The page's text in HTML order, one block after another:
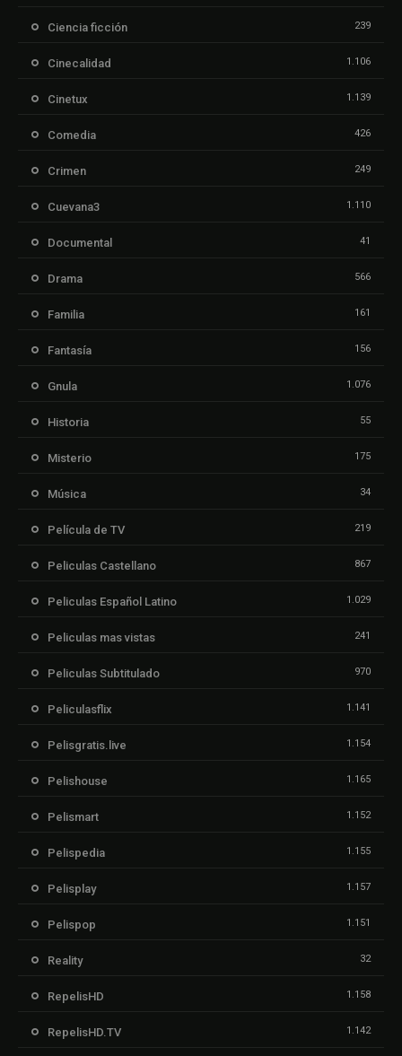
Ciencia ficción 239
Cinecalidad 1.106
Cinetux 1.139
Comedia 426
Crimen 249
Cuevana3 1.110
Documental 41
Drama 566
Familia 161
Fantasía 156
Gnula 1.076
Historia 55
Misterio 175
Música 34
Película de TV 219
Peliculas Castellano 867
Peliculas Español Latino 1.029
Peliculas mas vistas 241
Peliculas Subtitulado 970
Peliculasflix 1.141
Pelisgratis.live 1.154
Pelishouse 1.165
Pelismart 1.152
Pelispedia 1.155
Pelisplay 1.157
Pelispop 1.151
Reality 32
RepelisHD 1.158
RepelisHD.TV 1.142